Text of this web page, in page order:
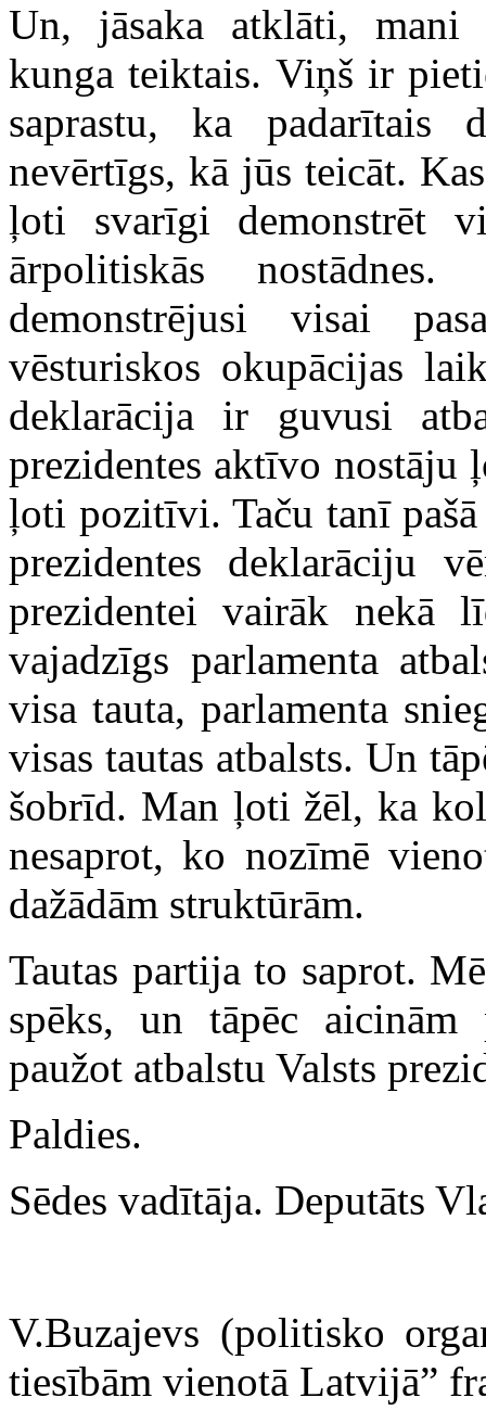
Un, jāsaka atklāti, mani
kunga teiktais. Viņš ir
saprastu, ka padarītais
nevērtīgs, kā jūs teicāt.
ļoti svarīgi demonstrēt
ārpolitiskās
demonstrējusi visai
vēsturiskos okupācijas
deklarācija ir guvusi
prezidentes aktīvo nostāju
ļoti pozitīvi. Taču tanī
prezidentes deklarāciju
prezidentei vairāk nekā
vajadzīgs parlamenta
visa tauta, parlamenta
visas tautas atbalsts. Un
šobrīd. Man ļoti žēl, ka
nesaprot, ko nozīmē
dažādām struktūrām.
Tautas partija to saprot.
spēks, un tāpēc aicinām
paužot atbalstu Valsts
Paldies.
Sēdes vadītāja. Deputāts
V.Buzajevs (politisko
tiesībām vienotā Latvijā”